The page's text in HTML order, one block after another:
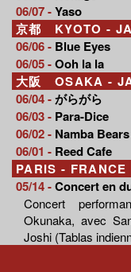
06/07 -Yaso
京都 KYOTO -
06/06 - Blue Eyes
06/05 -Ooh la la
大阪 OSAKA -
06/04 -がらがら
06/03 - Para-Dice
06/02 - Namba Bears
06/01 - Reed Cafe
PARIS - FRANCE
05/14 -Concert en
Concert
Okunaka, avec
Joshi (Tablas